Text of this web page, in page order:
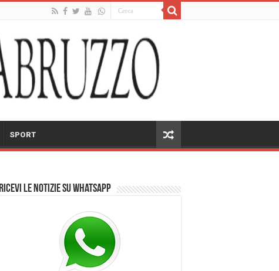
SPORT
Ricevi le notizie su Whatsapp